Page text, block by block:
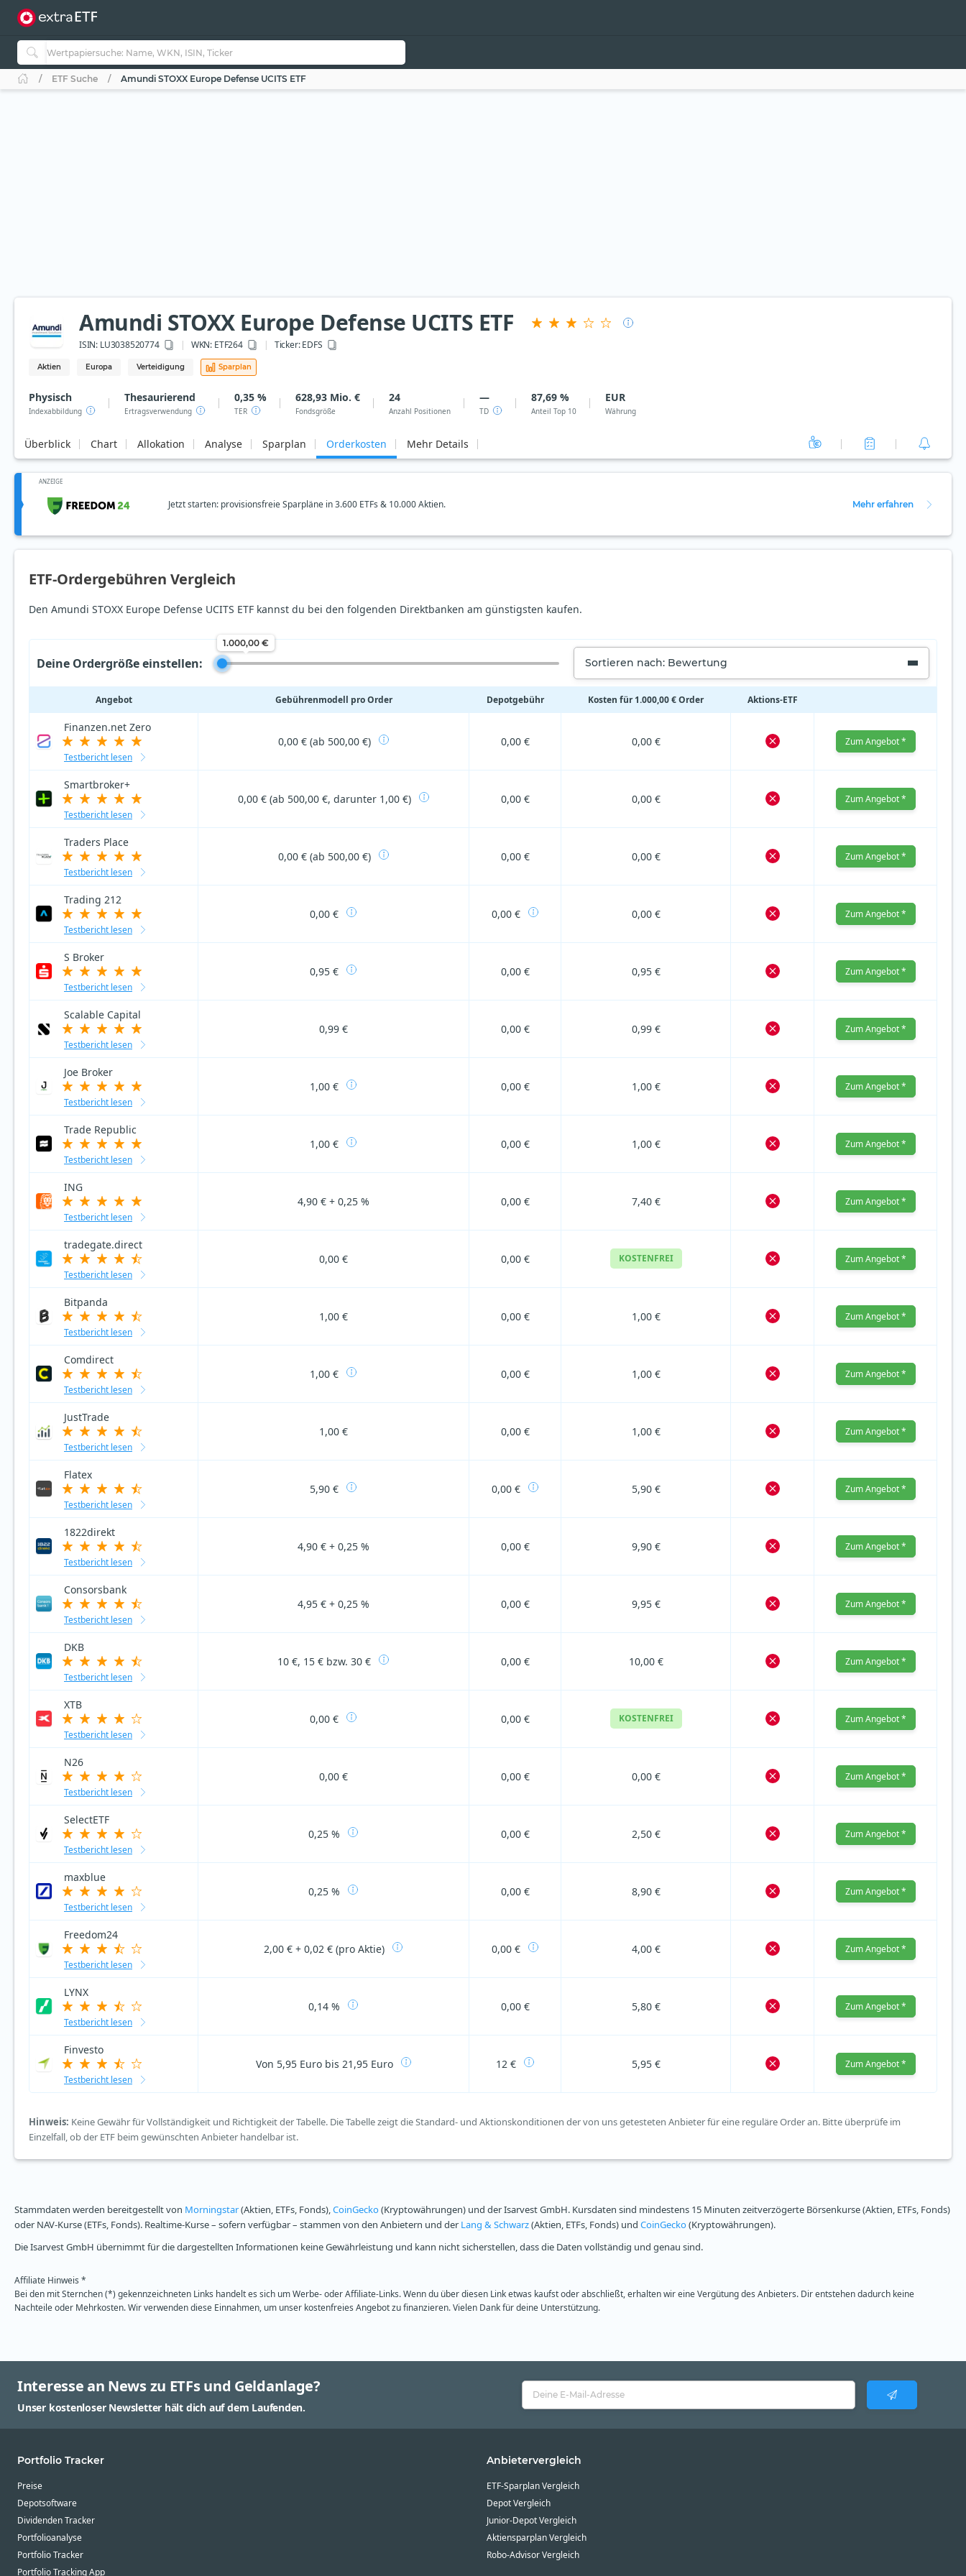
ETF Suche Amundi STOXX Europe Defense UCITS ETF
Amundi STOXX Europe Defense UCITS ETF
ISIN: LU3038520774 WKN: ETF264 Ticker:EDFS
Aktien Europa Verteidigung Sparplan
Physisch
Indexabbildung
Thesaurierend
Ertragsverwendung
0,35 %
TER
628,93 Mio. €
Fondsgröße
24
Anzahl Positionen
—
TD
87,69 %
Anteil Top 10
EUR
Währung
Überblick Chart Allokation Analyse Sparplan Orderkosten Mehr Details
ANZEIGE
Jetzt starten: provisionsfreie Sparpläne in 3.600 ETFs & 10.000 Aktien. Mehr erfahren
ETF-Ordergebühren Vergleich
Den Amundi STOXX Europe Defense UCITS ETF kannst du bei den folgenden Direktbanken am günstigsten kaufen.
Deine Ordergröße einstellen:
1.000,00 €
Sortieren nach: Bewertung
Angebot Gebührenmodell pro Order Depotgebühr Kosten für 1.000,00 € Order Aktions‑ETF
Finanzen.net Zero
Testbericht lesen
0,00 € (ab 500,00 €) 0,00 € 0,00 € Zum Angebot *
Smartbroker+
Testbericht lesen
0,00 € (ab 500,00 €, darunter 1,00 €) 0,00 € 0,00 € Zum Angebot *
Traders Place
Testbericht lesen
0,00 € (ab 500,00 €) 0,00 € 0,00 € Zum Angebot *
Trading 212
Testbericht lesen
0,00 € 0,00 € 0,00 € Zum Angebot *
S Broker
Testbericht lesen
0,95 € 0,00 € 0,95 € Zum Angebot *
Scalable Capital
Testbericht lesen
0,99 € 0,00 € 0,99 € Zum Angebot *
Joe Broker
Testbericht lesen
1,00 € 0,00 € 1,00 € Zum Angebot *
Trade Republic
Testbericht lesen
1,00 € 0,00 € 1,00 € Zum Angebot *
ING
Testbericht lesen
4,90 € + 0,25 % 0,00 € 7,40 € Zum Angebot *
tradegate.direct
Testbericht lesen
0,00 € 0,00 € KOSTENFREI Zum Angebot *
Bitpanda
Testbericht lesen
1,00 € 0,00 € 1,00 € Zum Angebot *
Comdirect
Testbericht lesen
1,00 € 0,00 € 1,00 € Zum Angebot *
JustTrade
Testbericht lesen
1,00 € 0,00 € 1,00 € Zum Angebot *
Flatex
Testbericht lesen
5,90 € 0,00 € 5,90 € Zum Angebot *
1822direkt
Testbericht lesen
4,90 € + 0,25 % 0,00 € 9,90 € Zum Angebot *
Consorsbank
Testbericht lesen
4,95 € + 0,25 % 0,00 € 9,95 € Zum Angebot *
DKB
Testbericht lesen
10 €, 15 € bzw. 30 € 0,00 € 10,00 € Zum Angebot *
XTB
Testbericht lesen
0,00 € 0,00 € KOSTENFREI Zum Angebot *
N26
Testbericht lesen
0,00 € 0,00 € 0,00 € Zum Angebot *
SelectETF
Testbericht lesen
0,25 % 0,00 € 2,50 € Zum Angebot *
maxblue
Testbericht lesen
0,25 % 0,00 € 8,90 € Zum Angebot *
Freedom24
Testbericht lesen
2,00 € + 0,02 € (pro Aktie) 0,00 € 4,00 € Zum Angebot *
LYNX
Testbericht lesen
0,14 % 0,00 € 5,80 € Zum Angebot *
Finvesto
Testbericht lesen
Von 5,95 Euro bis 21,95 Euro 12 € 5,95 € Zum Angebot *
Hinweis: Keine Gewähr für Vollständigkeit und Richtigkeit der Tabelle. Die Tabelle zeigt die Standard- und Aktionskonditionen der von uns getesteten Anbieter für eine reguläre Order an. Bitte überprüfe im
Einzelfall, ob der ETF beim gewünschten Anbieter handelbar ist.
Stammdaten werden bereitgestellt von Morningstar(Aktien, ETFs, Fonds),CoinGecko(Kryptowährungen) und der Isarvest GmbH. Kursdaten sind mindestens 15 Minuten zeitverzögerte Börsenkurse (Aktien, ETFs, Fonds)
oder NAV-Kurse (ETFs, Fonds). Realtime-Kurse – sofern verfügbar – stammen von den Anbietern und der Lang & Schwarz(Aktien, ETFs, Fonds) und CoinGecko(Kryptowährungen).
Die Isarvest GmbH übernimmt für die dargestellten Informationen keine Gewährleistung und kann nicht sicherstellen, dass die Daten vollständig und genau sind.
Affiliate Hinweis *
Bei den mit Sternchen (*) gekennzeichneten Links handelt es sich um Werbe- oder Affiliate-Links. Wenn du über diesen Link etwas kaufst oder abschließt, erhalten wir eine Vergütung des Anbieters. Dir entstehen dadurch keine
Nachteile oder Mehrkosten. Wir verwenden diese Einnahmen, um unser kostenfreies Angebot zu finanzieren. Vielen Dank für deine Unterstützung.
Interesse an News zu ETFs und Geldanlage?
Unser kostenloser Newsletter hält dich auf dem Laufenden.
Portfolio Tracker
Preise
Depotsoftware
Dividenden Tracker
Portfolioanalyse
Portfolio Tracker
Portfolio Tracking App
Anbietervergleich
ETF-Sparplan Vergleich
Depot Vergleich
Junior-Depot Vergleich
Aktiensparplan Vergleich
Robo-Advisor Vergleich